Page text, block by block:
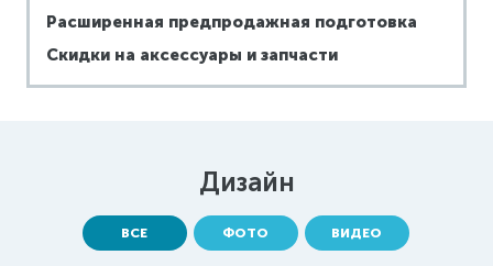
Расширенная предпродажная подготовка
Скидки на аксессуары и запчасти
Дизайн
ВСЕ ФОТО ВИДЕО